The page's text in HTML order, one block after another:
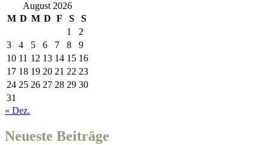
August 2026
M D M D F S
S
1
2
3
4 5 6 7 8
9
10 11 12 13 14 15 16
17 18 19 20 21 22 23
24 25 26 27 28 29 30
31
« Dez.
Neueste Beiträge